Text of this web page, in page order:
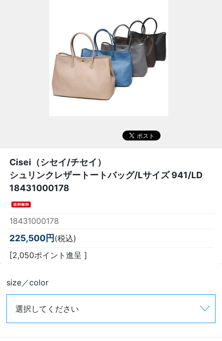
Cisei（シセイ/チセイ）
シュリンクレザートートバッグ/Lサイズ 941/LD
18431000178
18431000178
225,500円 (税込)
[2,050ポイント進呈 ]
size／color